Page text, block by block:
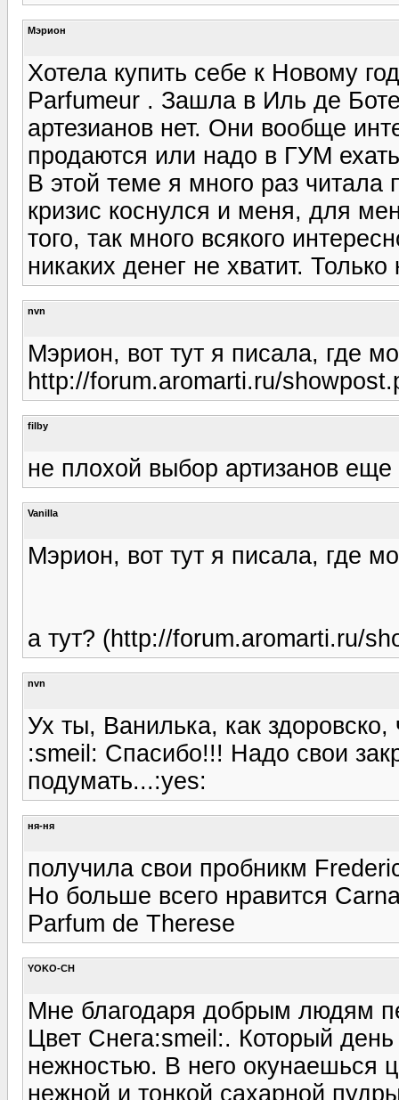
Мэрион
Хотела купить себе к Новому
Parfumeur . Зашла в Иль де
артезианов нет. Они вообще
продаются или надо в ГУМ
В этой теме я много раз
кризис коснулся и меня, для
того, так много всякого
никаких денег не хватит.
nvn
Мэрион, вот тут я писала, где
http://forum.aromarti.ru/
filby
не плохой выбор артизанов
Vanilla
Мэрион, вот тут я писала, где
а тут? (http://forum.aromarti.ru/
nvn
Ух ты, Ванилька, как здоровско,
:smeil: Спасибо!!! Надо свои
подумать...:yes:
ня-ня
получила свои пробникм
Но больше всего нравится
Parfum de Therese
YOKO-CH
Мне благодаря добрым людям
Цвет Снега:smeil:. Который
нежностью. В него окунаешься
нежной и тонкой сахарной